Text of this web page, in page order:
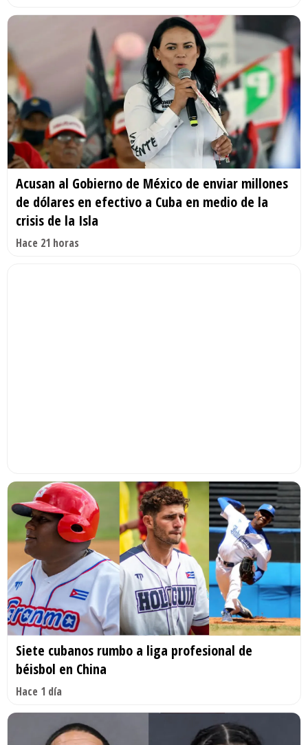
Acusan al Gobierno de México de enviar millones
de dólares en efectivo a Cuba en medio de la
crisis de la Isla
Hace 21 horas
Siete cubanos rumbo a liga profesional de
béisbol en China
Hace 1 día